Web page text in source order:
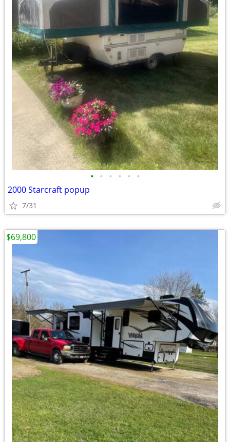
• • • • • •
2000 Starcraft popup
7/31
$69,800